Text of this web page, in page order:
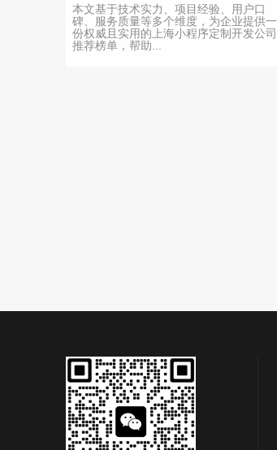
本文基于技术实力、项目经验、用户口
碑、服务质量等多个维度，为企业提供一
份权威且实用的上海小程序定制开发公司
推荐榜单，帮助...